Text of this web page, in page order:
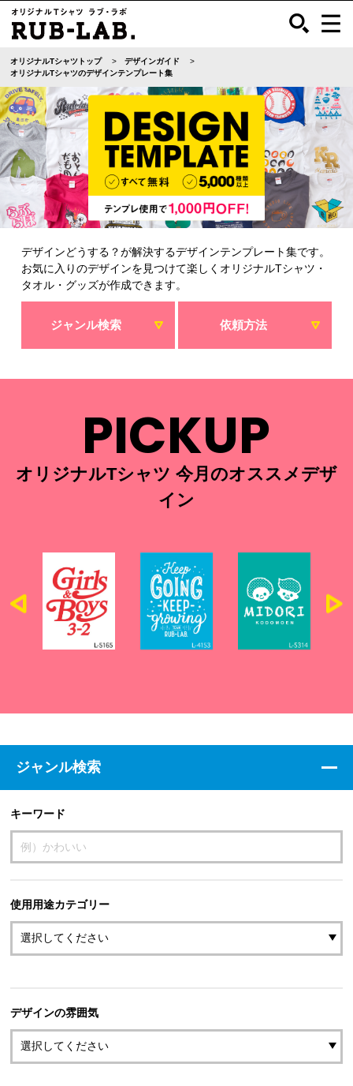
オリジナルTシャツトップ
デザインガイド
オリジナルTシャツのデザインテンプレート集
デザインどうする？が解決するデザインテンプレート集です。
お気に入りのデザインを見つけて楽しくオリジナルTシャツ・
タオル・グッズが作成できます。
ジャンル検索 依頼方法
PICKUP
オリジナルTシャツ 今月のオススメデザ
イン
ジャンル検索
キーワード
使用用途カテゴリー
デザインの雰囲気